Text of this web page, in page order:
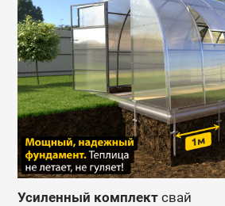
Усиленный комплектсвай